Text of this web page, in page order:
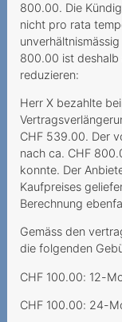
800.00. Die
nicht pro rata
800.00 ist deshalb
reduzieren:
Herr X bezahlte
CHF 539.00. Der
nach ca. CHF
konnte. Der
Kaufpreises
Berechnung
Gemäss den
die folgenden
CHF 100.00: 12-
CHF 100.00: 24-